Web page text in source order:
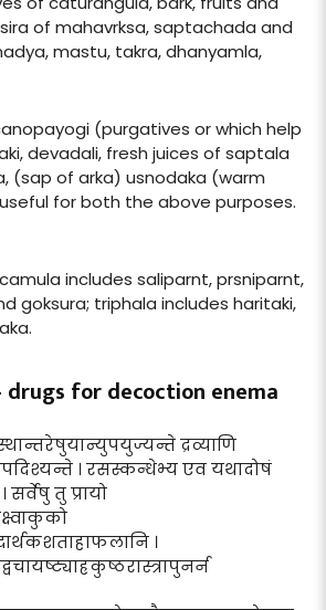
of mahavrksa, saptachada and
mastu, takra, dhanyamla,
(purgatives or which help
devadali, fresh juices of saptala
(sap of arka) usnodaka (warm
for both the above purposes.
includes saliparnt, prsniparnt,
goksura; triphala includes haritaki,
drugs for decoction enema
द्रव्याणि
। रसस्कन्धेभ्य एव यथादोषं
तु प्रायो
।